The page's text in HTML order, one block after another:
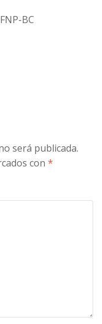
BC
será publicada.
con*